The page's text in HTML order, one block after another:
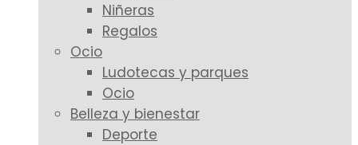
Niñeras
Regalos
Ocio
Ludotecas y parques
Ocio
Belleza y bienestar
Deporte